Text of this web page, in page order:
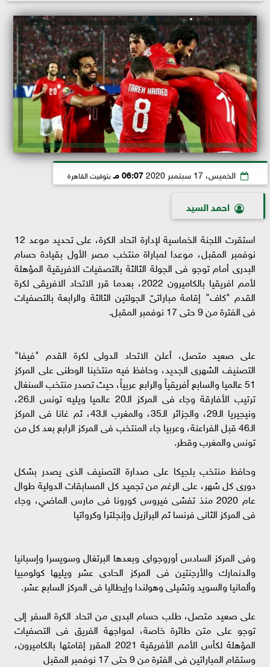
الخميس، 17 سبتمبر 2020 06:07 مـ بتوقيت القاهرة
احمد السيد
استقرت اللجنة الخماسية لإدارة اتحاد الكرة، على تحديد موعد 12
نوفمبر المقبل، موعدا لمباراة منتخب مصر الأول بقيادة حسام
البدرى أمام توجو فى الجولة الثالثة بالتصفيات الافريقية المؤهلة
لأمم افريقيا بالكاميرون 2022، بعدما قرر الاتحاد الافريقى لكرة
القدم "كاف" إقامة مباراتىّ الجولتين الثالثة والرابعة بالتصفيات
فى الفترة من 9 حتى 17 نوفمبر المقبل.
على صعيد متصل، أعلن الاتحاد الدولى لكرة القدم "فيفا"
التصنيف الشهرى الجديد، وحافظ فيه منتخبنا الوطنى على المركز
51 عالميا والسابع أفريقياً والرابع عربياً، حيث تصدر منتخب السنغال
ترتيب الأفارقة وجاء فى المركز الـ20 عالميا ويليه تونس الـ26،
ونيجيريا الـ29، والجزائر الـ35، والمغرب الـ43، ثم غانا فى المركز
الـ46 قبل الفراعنة، وعربيا جاء المنتخب فى المركز الرابع بعد كل من
تونس والمغرب وقطر.
وحافظ منتخب بلجيكا على صدارة التصنيف الذى يصدر بشكل
دورى كل شهر، على الرغم من تجميد كل المسابقات الدولية طوال
عام 2020 منذ تفشى فيروس كورونا فى مارس الماضي، وجاء
فى المركز الثانى فرنسا ثم البرازيل وإنجلترا وكرواتيا
وفى المركز السادس أوروجواى وبعدها البرتغال وسويسرا وإسبانيا
والدنمارك والأرجنتين فى المركز الحادى عشر ويليها كولومبيا
وألمانيا والسويد وتشيلى وهولندا وإيطاليا فى المركز السابع عشر.
على صعيد متصل، طلب حسام البدرى من اتحاد الكرة السفر إلى
توجو على متن طائرة خاصة، لمواجهة الفريق فى التصفيات
المؤهلة لكأس الأمم الأفريقية 2021 المقرر إقامتها بالكاميرون،
وستقام المباراتين فى الفترة من 9 حتى 17 نوفمبر المقبل